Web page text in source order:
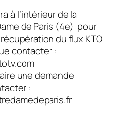
à l’intérieur de la
de Paris (4e), pour
du flux KTO
contacter :
une demande
: